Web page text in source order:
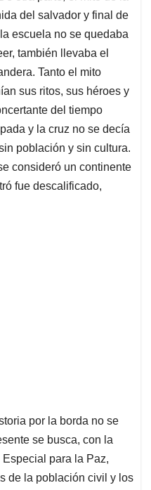
del salvador y final de
escuela no se quedaba
también llevaba el
Tanto el mito
sus ritos, sus héroes y
del tiempo
y la cruz no se decía
población y sin cultura.
consideró un continente
fue descalificado,
por la borda no se
se busca, con la
para la Paz,
de la población civil y los